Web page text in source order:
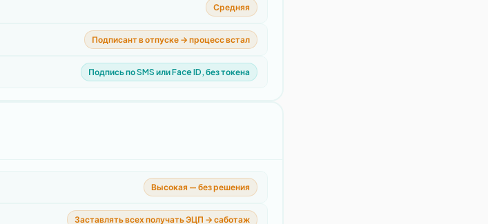
Средняя
Подписант в отпуске → процесс встал
Подпись по SMS или Face ID, без токена
Высокая — без решения
Заставлять всех получать ЭЦП → саботаж